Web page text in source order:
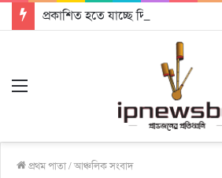
প্রকাশিত হতে যাচ্ছে দি রাবুগার নতুন
প্রথম পাতা/আঞ্চলিক সংবাদ